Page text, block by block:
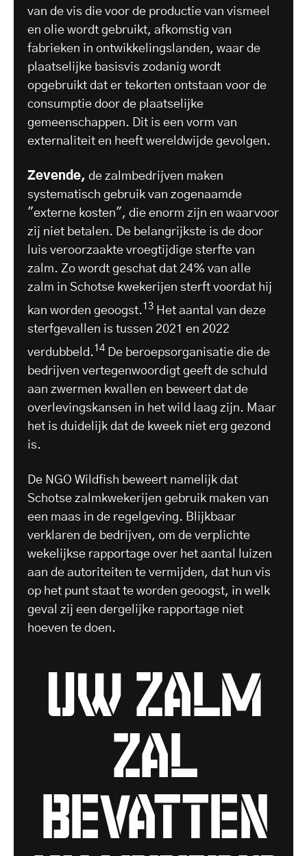
van de vis die voor de productie van vismeel
en olie wordt gebruikt, afkomstig van
fabrieken in ontwikkelingslanden, waar de
plaatselijke basisvis zodanig wordt
opgebruikt dat er tekorten ontstaan voor de
consumptie door de plaatselijke
gemeenschappen. Dit is een vorm van
externaliteit en heeft wereldwijde gevolgen.
Zevende, de zalmbedrijven maken
systematisch gebruik van zogenaamde
"externe kosten", die enorm zijn en waarvoor
zij niet betalen. De belangrijkste is de door
luis veroorzaakte vroegtijdige sterfte van
zalm. Zo wordt geschat dat 24% van alle
zalm in Schotse kwekerijen sterft voordat hij
kan worden geoogst.13 Het aantal van deze
sterfgevallen is tussen 2021 en 2022
verdubbeld.14 De beroepsorganisatie die de
bedrijven vertegenwoordigt geeft de schuld
aan zwermen kwallen en beweert dat de
overlevingskansen in het wild laag zijn. Maar
het is duidelijk dat de kweek niet erg gezond
is.
De NGO Wildfish beweert namelijk dat
Schotse zalmkwekerijen gebruik maken van
een maas in de regelgeving. Blijkbaar
verklaren de bedrijven, om de verplichte
wekelijkse rapportage over het aantal luizen
aan de autoriteiten te vermijden, dat hun vis
op het punt staat te worden geoogst, in welk
geval zij een dergelijke rapportage niet
hoeven te doen.
uw zalm
zal
bevatten